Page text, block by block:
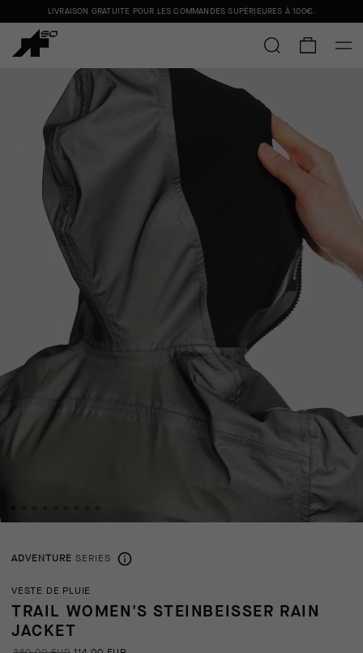
LIVRAISON GRATUITE POUR LES COMMANDES SUPÉRIEURES À 100€.
ADVENTURE SERIES
VESTE DE PLUIE
TRAIL WOMEN'S STEINBEISSER RAIN
JACKET